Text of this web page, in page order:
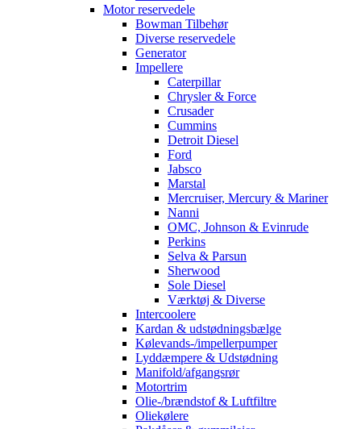
Motor reservedele
Bowman Tilbehør
Diverse reservedele
Generator
Impellere
Caterpillar
Chrysler & Force
Crusader
Cummins
Detroit Diesel
Ford
Jabsco
Marstal
Mercruiser, Mercury & Mariner
Nanni
OMC, Johnson & Evinrude
Perkins
Selva & Parsun
Sherwood
Sole Diesel
Værktøj & Diverse
Intercoolere
Kardan & udstødningsbælge
Kølevands-/impellerpumper
Lyddæmpere & Udstødning
Manifold/afgangsrør
Motortrim
Olie-/brændstof & Luftfiltre
Oliekølere